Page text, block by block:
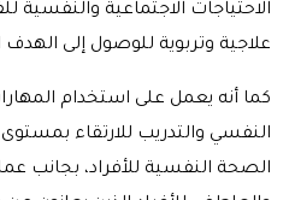
الاحتياجات الاجتماعية
علاجية وتربوية للوصول إلى
كما أنه يعمل على استخدام
النفسي والتدريب للارتقاء
الصحة النفسية للأفراد، بجانب